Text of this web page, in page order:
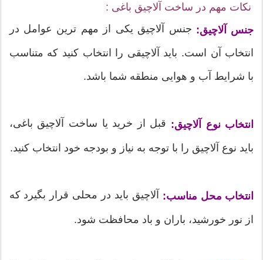
نکات مهم در ساخت آلاچیق باغی :
جنس آلاچیق: جنس آلاچیق یکی از مهم ترین عوامل در
انتخاب آن است. باید آلاچیقی را انتخاب کنید که متناسب
با شرایط آب و هوایی منطقه شما باشد.
انتخاب نوع آلاچیق: قبل از خرید یا ساخت آلاچیق باغی،
باید نوع آلاچیق را با توجه به نیاز و بودجه خود انتخاب کنید.
انتخاب محل مناسب: آلاچیق باید در محلی قرار بگیرد که
از نور خورشید، باران و باد محافظت شود.